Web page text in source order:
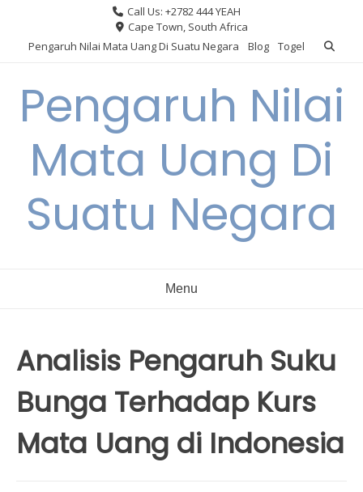
content
Call Us: +2782 444 YEAH
Cape Town, South Africa
Pengaruh Nilai Mata Uang Di Suatu Negara
Blog Togel
Pengaruh Nilai
Mata Uang Di
Suatu Negara
Menu
Analisis Pengaruh Suku
Bunga Terhadap Kurs
Mata Uang di Indonesia